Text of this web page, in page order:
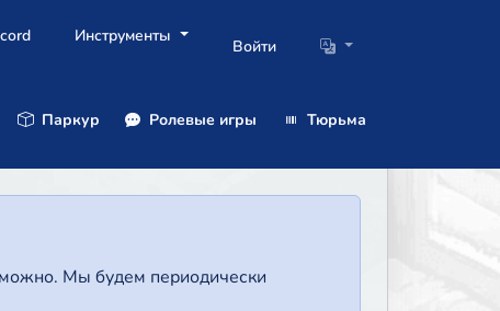
Инструменты
Войти
Паркур Ролевые игры
Тюрьма
Мы будем периодически